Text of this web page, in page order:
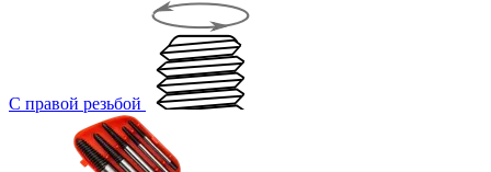
С правой резьбой